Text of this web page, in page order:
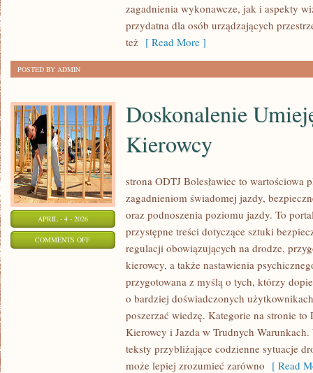
zagadnienia wykonawcze, jak i aspekty
przydatna dla osób urządzających
też [ Read More ]
POSTED BY ADMIN
APRIL - 4 - 2026
COMMENTS OFFON
DOSKONALENIE
Doskonalenie
Kierowcy
strona ODTJ Bolesławiec to wartościowa
zagadnieniom świadomej jazdy,
oraz podnoszenia poziomu jazdy. To
przystępne treści dotyczące sztuki
regulacji obowiązujących na drodze,
kierowcy, a także nastawienia
przygotowana z myślą o tych, którzy
o bardziej doświadczonych
poszerzać wiedzę. Kategorie na stronie
Kierowcy i Jazda w Trudnych
teksty przybliżające codzienne sytuacje
może lepiej zrozumieć zarówno [ Read